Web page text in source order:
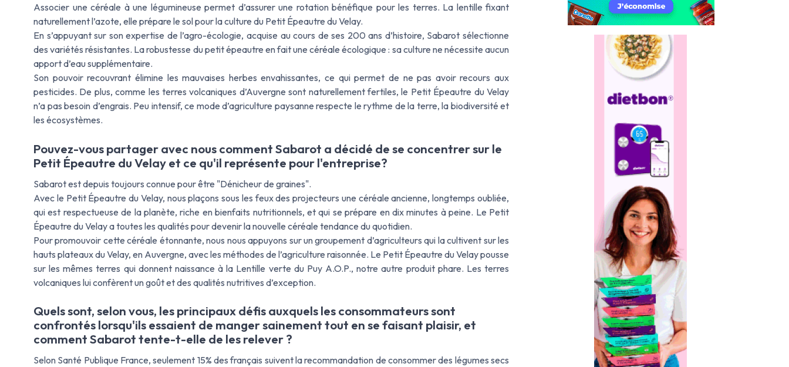
Associer une céréale à une légumineuse permet d’assurer une rotation bénéfique pour les terres. La lentille fixant
naturellement l’azote, elle prépare le sol pour la culture du Petit Épeautre du Velay.
En s’appuyant sur son expertise de l’agro-écologie, acquise au cours de ses 200 ans d’histoire, Sabarot sélectionne
des variétés résistantes. La robustesse du petit épeautre en fait une céréale écologique : sa culture ne nécessite aucun
apport d’eau supplémentaire.
Son pouvoir recouvrant élimine les mauvaises herbes envahissantes, ce qui permet de ne pas avoir recours aux
pesticides. De plus, comme les terres volcaniques d’Auvergne sont naturellement fertiles, le Petit Épeautre du Velay
n’a pas besoin d’engrais. Peu intensif, ce mode d’agriculture paysanne respecte le rythme de la terre, la biodiversité et
les écosystèmes.
Pouvez-vous partager avec nous comment Sabarot a décidé de se concentrer sur le
Petit Épeautre du Velay et ce qu'il représente pour l'entreprise?
Sabarot est depuis toujours connue pour être "Dénicheur de graines".
Avec le Petit Épeautre du Velay, nous plaçons sous les feux des projecteurs une céréale ancienne, longtemps oubliée,
qui est respectueuse de la planète, riche en bienfaits nutritionnels, et qui se prépare en dix minutes à peine. Le Petit
Épeautre du Velay a toutes les qualités pour devenir la nouvelle céréale tendance du quotidien.
Pour promouvoir cette céréale étonnante, nous nous appuyons sur un groupement d’agriculteurs qui la cultivent sur les
hauts plateaux du Velay, en Auvergne, avec les méthodes de l’agriculture raisonnée. Le Petit Épeautre du Velay pousse
sur les mêmes terres qui donnent naissance à la Lentille verte du Puy A.O.P., notre autre produit phare. Les terres
volcaniques lui confèrent un goût et des qualités nutritives d’exception.
Quels sont, selon vous, les principaux défis auxquels les consommateurs sont
confrontés lorsqu'ils essaient de manger sainement tout en se faisant plaisir, et
comment Sabarot tente-t-elle de les relever ?
Selon Santé Publique France, seulement 15% des français suivent la recommandation de consommer des légumes secs